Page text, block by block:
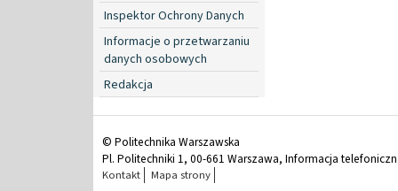
Inspektor Ochrony Danych
Informacje o przetwarzaniu
danych osobowych
Redakcja
© Politechnika Warszawska
Pl. Politechniki 1, 00-661 Warszawa, Informacja
Kontakt Mapa strony